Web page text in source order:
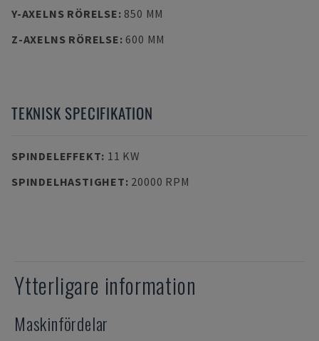
Y-AXELNS RÖRELSE: 850 MM
Z-AXELNS RÖRELSE: 600 MM
TEKNISK SPECIFIKATION
SPINDELEFFEKT: 11 KW
SPINDELHASTIGHET: 20000 RPM
Ytterligare information
Maskinfördelar